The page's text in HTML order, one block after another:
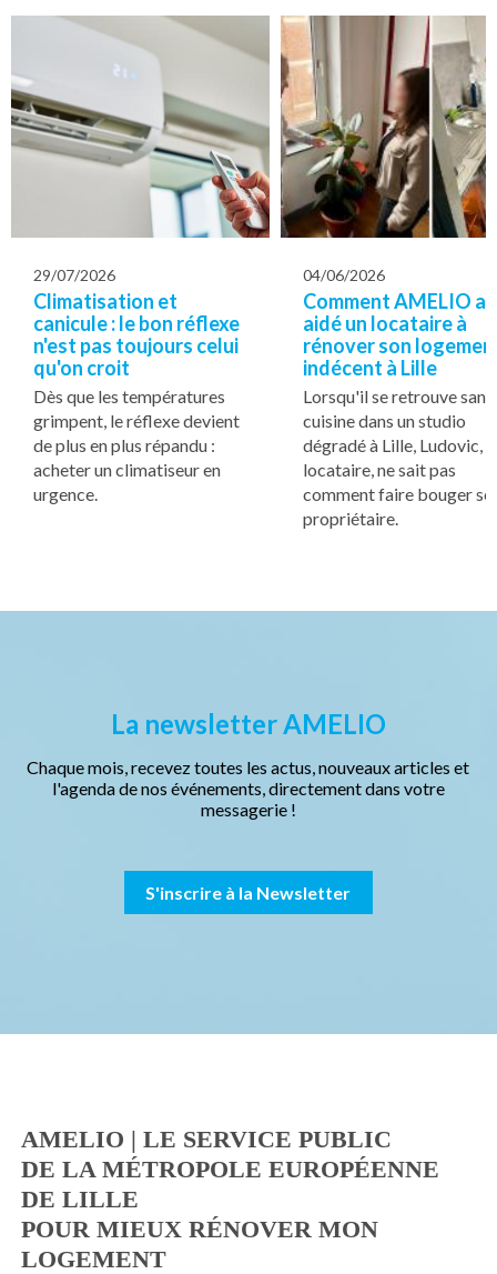
29/07/2026
Climatisation et
canicule : le bon réflexe
n'est pas toujours celui
qu'on croit
Dès que les températures
grimpent, le réflexe devient
de plus en plus répandu :
acheter un climatiseur en
urgence.
04/06/2026
Comment AMELIO a
aidé un locataire à
rénover son
indécent à Lille
Lorsqu'il se retrouve sans
cuisine dans un studio
dégradé à Lille, Ludovic,
locataire, ne sait pas
comment faire bouger
propriétaire.
La newsletter AMELIO
Chaque mois, recevez toutes les actus, nouveaux articles et
l'agenda de nos événements, directement dans votre
messagerie !
S'inscrire à la Newsletter
AMELIO | LE SERVICE PUBLIC
DE LA MÉTROPOLE EUROPÉENNE
DE LILLE
POUR MIEUX RÉNOVER MON
LOGEMENT